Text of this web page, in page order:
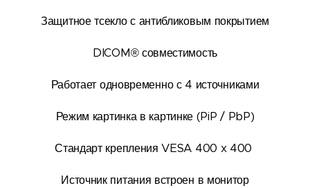
Защитное тсекло с антибликовым покрытием
DICOM® совместимость
Работает одновременно с 4 источниками
Режим картинка в картинке (PiP / PbP)
Стандарт крепления VESA 400 x 400
Источник питания встроен в монитор